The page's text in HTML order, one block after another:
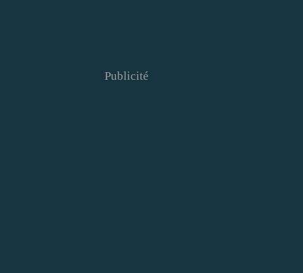
Publicité